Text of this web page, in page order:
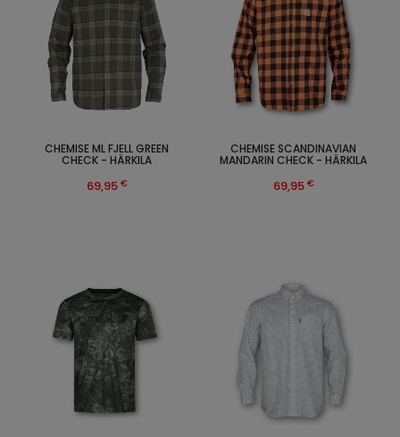
CHEMISE ML FJELL GREEN
CHECK - HÄRKILA
69,95 €
CHEMISE SCANDINAVIAN
MANDARIN CHECK - HÄRKILA
69,95 €